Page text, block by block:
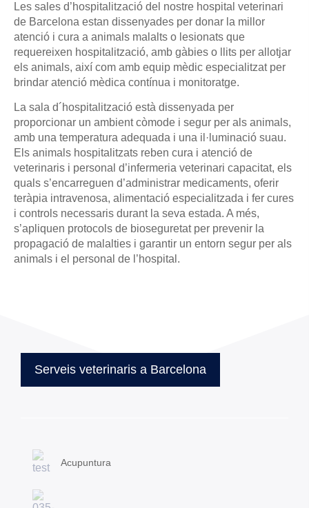
Les sales d’hospitalització del nostre hospital veterinari
de Barcelona estan dissenyades per donar la millor
atenció i cura a animals malalts o lesionats que
requereixen hospitalització, amb gàbies o llits per allotjar
els animals, així com amb equip mèdic especialitzat per
brindar atenció mèdica contínua i monitoratge.
La sala d´hospitalització està dissenyada per
proporcionar un ambient còmode i segur per als animals,
amb una temperatura adequada i una il·luminació suau.
Els animals hospitalitzats reben cura i atenció de
veterinaris i personal d’infermeria veterinari capacitat, els
quals s’encarreguen d’administrar medicaments, oferir
teràpia intravenosa, alimentació especialitzada i fer cures
i controls necessaris durant la seva estada. A més,
s’apliquen protocols de bioseguretat per prevenir la
propagació de malalties i garantir un entorn segur per als
animals i el personal de l’hospital.
Serveis veterinaris a Barcelona
Acupuntura